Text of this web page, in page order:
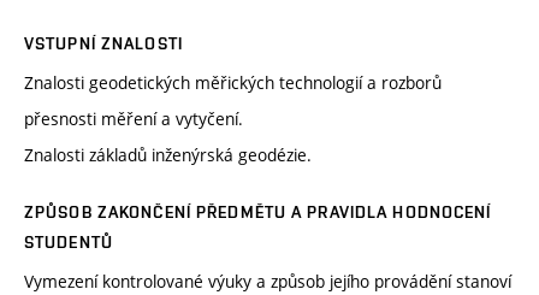
VSTUPNÍ ZNALOSTI
Znalosti geodetických měřických technologií a rozborů
přesnosti měření a vytyčení.
Znalosti základů inženýrská geodézie.
ZPŮSOB ZAKONČENÍ PŘEDMĚTU A PRAVIDLA HODNOCENÍ
STUDENTŮ
Vymezení kontrolované výuky a způsob jejího provádění stanoví